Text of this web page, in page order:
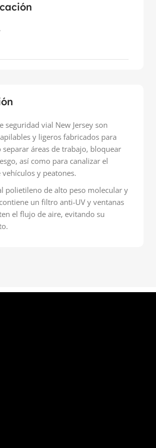
seguridad vial New Jersey son
y ligeros fabricados para
áreas de trabajo, bloquear
así como para canalizar el
y peatones.
polietileno de alto peso molecular y
un filtro anti-UV y ventanas
el flujo de aire, evitando su